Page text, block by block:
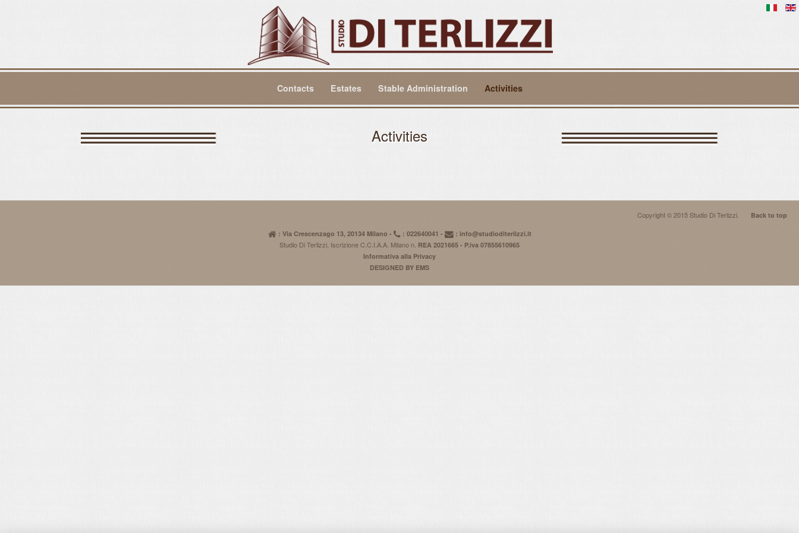
Contacts Estates Stable Administration Activities
Activities
Back to top
Copyright © 2015 Studio Di Terlizzi.
: Via Crescenzago 13, 20134 Milano - : 022640041 - : info@studioditerlizzi.it
Studio Di Terlizzi, Iscrizione C.C.I.A.A. Milano n. REA 2021665 - P.iva 07855610965
Informativa alla Privacy
DESIGNED BY EMS